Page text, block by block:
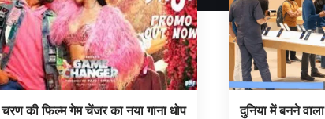
चरण की फिल्म गेम चेंजर का नया गाना धोप
दुनिया में बनने